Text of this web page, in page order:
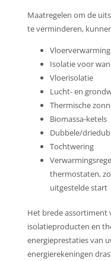
Maatregelen om de
te verminderen,
Vloerverwarming
Isolatie voor
Vloerisolatie
Lucht- en
Thermische
Biomassa-ketels
Dubbele/
Tochtwering
thermostaten,
uitgestelde start
Het brede assortiment
isolatieproducten en
energieprestaties van
energierekeningen